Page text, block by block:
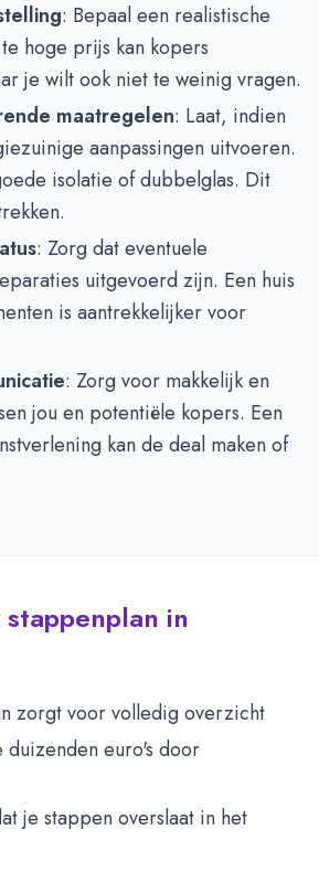
: Bepaal een realistische
hoge prijs kan kopers
je wilt ook niet te weinig vragen.
maatregelen: Laat, indien
aanpassingen uitvoeren.
isolatie of dubbelglas. Dit
: Zorg dat eventuele
uitgevoerd zijn. Een huis
is aantrekkelijker voor
: Zorg voor makkelijk en
jou en potentiële kopers. Een
kan de deal maken of
in
zorgt voor volledig overzicht
euro's door
je stappen overslaat in het